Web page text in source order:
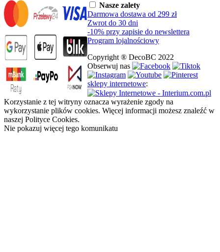
Nasze zalety
Darmowa dostawa od 299 zł
Zwrot do 30 dni
-10% przy zapisie do newslettera
Program lojalnościowy
Copyright ® DecoBC 2022
Obserwuj nas
sklepy internetowe:
Korzystanie z tej witryny oznacza wyrażenie zgody na
wykorzystanie plików cookies. Więcej informacji możesz znaleźć w
naszej Polityce Cookies.
Nie pokazuj więcej tego komunikatu